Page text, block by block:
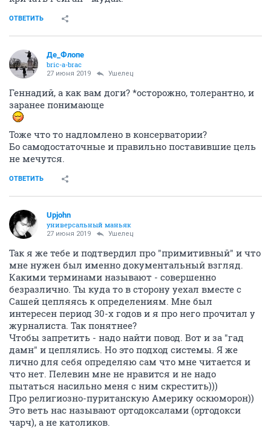
ОТВЕТИТЬ
Де_Флопе
bric-a-brac
27 июня 2019 Ушелец
Геннадий, а как вам доги? *осторожно, толерантно, и
заранее понимающе
Тоже что то надломлено в консерватории?
Бо самодостаточные и правильно поставившие цель
не мечутся.
ОТВЕТИТЬ
Upjohn
универсальный маньяк
27 июня 2019 Ушелец
Так я же тебе и подтвердил про "примитивный" и что
мне нужен был именно документальный взгляд.
Какими терминами называют - совершенно
безразлично. Ты куда то в сторону уехал вместе с
Сашей цепляясь к определениям. Мне был
интересен период 30-х годов и я про него прочитал у
журналиста. Так понятнее?
Чтобы запретить - надо найти повод. Вот и за "гад
дамн" и цеплялись. Но это подход системы. Я же
лично для себя определяю сам что мне читается и
что нет. Пелевин мне не нравится и не надо
пытаться насильно меня с ним скрестить)))
Про религиозно-пуританскую Америку оскюморон))
Это веть нас называют ортодоксалами (ортодокси
чарч), а не католиков.